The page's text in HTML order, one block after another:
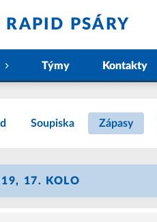
RAPID PSÁRY
Týmy Kontakty
Soupiska Zápasy
17. KOLO